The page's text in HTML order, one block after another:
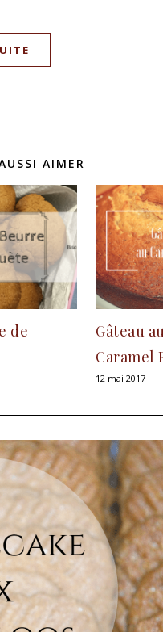
AIMER
de
Gâteau
Caramel
12 mai 2017